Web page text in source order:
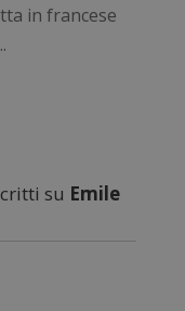
in francese
su Emile